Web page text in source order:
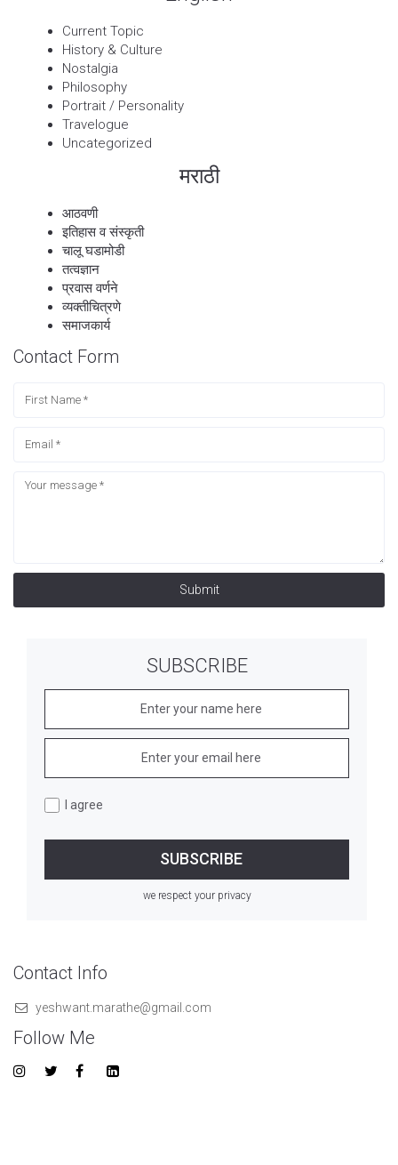
Current Topic
History & Culture
Nostalgia
Philosophy
Portrait / Personality
Travelogue
Uncategorized
मराठी
आठवणी
इतिहास व संस्कृती
चालू घडामोडी
तत्वज्ञान
प्रवास वर्णने
व्यक्तीचित्रणे
समाजकार्य
Contact Form
Submit
SUBSCRIBE
I agree
we respect your privacy
Contact Info
yeshwant.marathe@gmail.com
Follow Me